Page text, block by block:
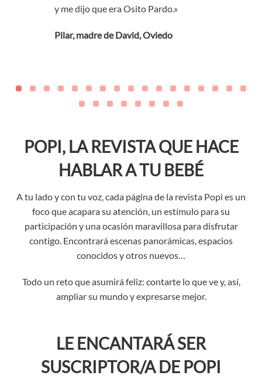
y me dijo que era Osito Pardo.»
Pilar, madre de David, Oviedo
POPI, LA REVISTA QUE HACE
HABLAR A TU BEBÉ
A tu lado y con tu voz, cada página de la revista Popi es un
foco que acapara su atención, un estímulo para su
participación y una ocasión maravillosa para disfrutar
contigo. Encontrará escenas panorámicas, espacios
conocidos y otros nuevos…
Todo un reto que asumirá feliz: contarte lo que ve y, así,
ampliar su mundo y expresarse mejor.
LE ENCANTARÁ SER
SUSCRIPTOR/A DE POPI